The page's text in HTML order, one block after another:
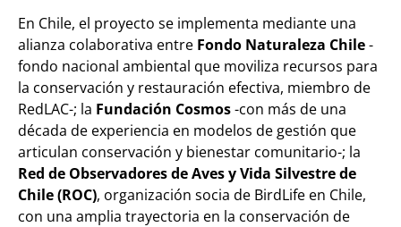
En Chile, el proyecto se implementa mediante una
alianza colaborativa entre Fondo Naturaleza Chile-
fondo nacional ambiental que moviliza recursos para
la conservación y restauración efectiva, miembro de
RedLAC-; la Fundación Cosmos-con más de una
década de experiencia en modelos de gestión que
articulan conservación y bienestar comunitario-; la
Red de Observadores de Aves y Vida Silvestre de
Chile (ROC), organización socia de BirdLife en Chile,
con una amplia trayectoria en la conservación de